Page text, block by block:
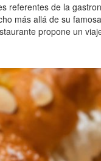
referentes de la
más allá de su
propone un